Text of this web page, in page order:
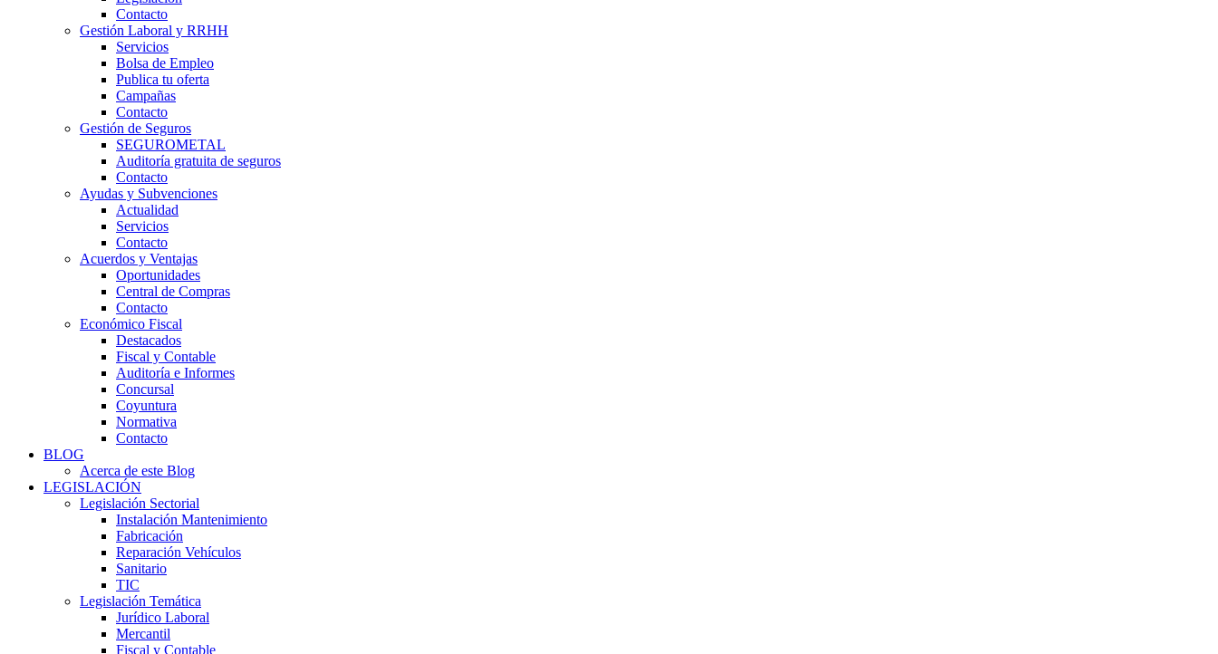
Contacto
Gestión Laboral y RRHH
Servicios
Bolsa de Empleo
Publica tu oferta
Campañas
Contacto
Gestión de Seguros
SEGUROMETAL
Auditoría gratuita de seguros
Contacto
Ayudas y Subvenciones
Actualidad
Servicios
Contacto
Acuerdos y Ventajas
Oportunidades
Central de Compras
Contacto
Económico Fiscal
Destacados
Fiscal y Contable
Auditoría e Informes
Concursal
Coyuntura
Normativa
Contacto
BLOG
Acerca de este Blog
LEGISLACIÓN
Legislación Sectorial
Instalación Mantenimiento
Fabricación
Reparación Vehículos
Sanitario
TIC
Legislación Temática
Jurídico Laboral
Mercantil
Fiscal y Contable